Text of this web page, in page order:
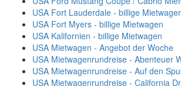
USA Fort Lauderdale - billige
USA Fort Myers - billige Mietwagen
USA Kalifornien - billige Mietwagen
USA Mietwagen - Angebot der Woche
USA Mietwagenrundreise - Abenteuer
USA Mietwagenrundreise - Auf den
USA Mietwagenrundreise - California